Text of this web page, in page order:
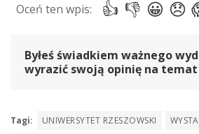
Byłeś świadkiem ważnego
wyrazić swoją opinię na temat
Tagi: UNIWERSYTET RZESZOWSKI